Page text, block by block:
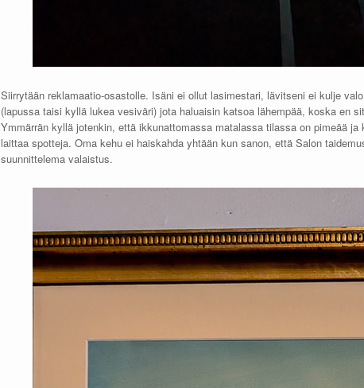
Siirrytään reklamaatio-osastolle. Isäni ei ollut lasimestari, lävitseni ei kulje
(lapussa taisi kyllä lukea vesiväri) jota haluaisin katsoa lähempää, koska en
Ymmärrän kyllä jotenkin, että ikkunattomassa matalassa tilassa on pimeää
laittaa spotteja. Oma kehu ei haiskahda yhtään kun sanon, että Salon
suunnittelema valaistus.